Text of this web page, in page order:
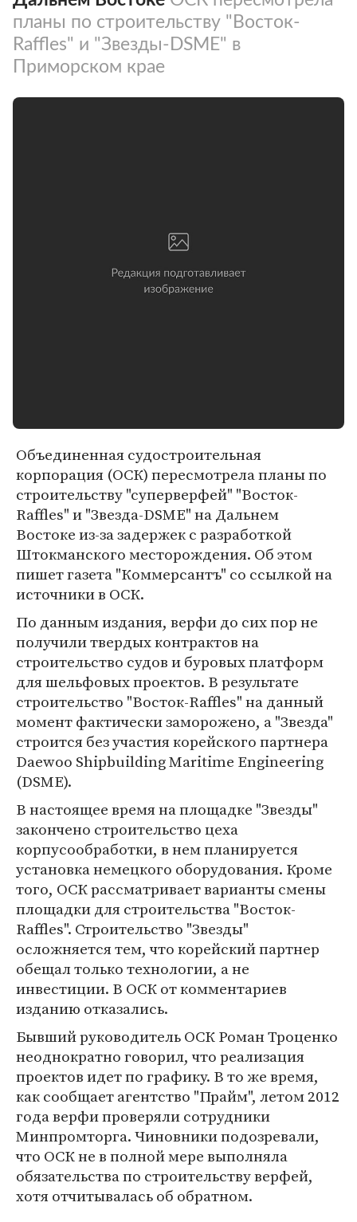
планы по строительству "Восток-
Raffles" и "Звезды-DSME" в
Приморском крае
Объединенная судостроительная
корпорация (ОСК) пересмотрела планы по
строительству "суперверфей" "Восток-
Raffles" и "Звезда-DSME" на Дальнем
Востоке из-за задержек с разработкой
Штокманского месторождения. Об этом
пишет газета "Коммерсантъ" со ссылкой на
источники в ОСК.
По данным издания, верфи до сих пор не
получили твердых контрактов на
строительство судов и буровых платформ
для шельфовых проектов. В результате
строительство "Восток-Raffles" на данный
момент фактически заморожено, а "Звезда"
строится без участия корейского партнера
Daewoo Shipbuilding Maritime Engineering
(DSME).
В настоящее время на площадке "Звезды"
закончено строительство цеха
корпусообработки, в нем планируется
установка немецкого оборудования. Кроме
того, ОСК рассматривает варианты смены
площадки для строительства "Восток-
Raffles". Строительство "Звезды"
осложняется тем, что корейский партнер
обещал только технологии, а не
инвестиции. В ОСК от комментариев
изданию отказались.
Бывший руководитель ОСК Роман Троценко
неоднократно говорил, что реализация
проектов идет по графику. В то же время,
как сообщает агентство "Прайм", летом 2012
года верфи проверяли сотрудники
Минпромторга. Чиновники подозревали,
что ОСК не в полной мере выполняла
обязательства по строительству верфей,
хотя отчитывалась об обратном.